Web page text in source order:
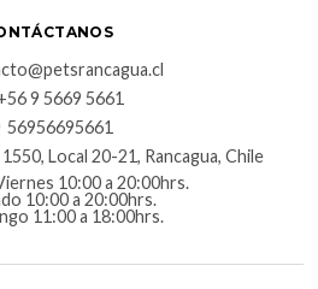
9 5669 5661‬
56956695661‬
Local 20-21, Rancagua, Chile
10:00 a 20:00hrs.
10:00 a 20:00hrs.
11:00 a 18:00hrs.